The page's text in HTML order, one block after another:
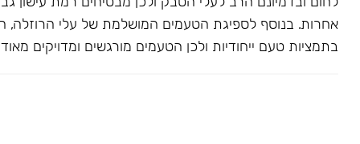
אחרות. בנוסף לספיגת הטעמים המושלמת של עלי
בתמציות טעם ייחודיות ולכן הטעמים מורגשים ומדויקים מאוד